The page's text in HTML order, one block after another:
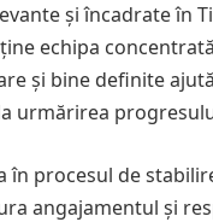
și încadrate în
echipa
și bine definite
urmărirea
în procesul de
angajamentul și